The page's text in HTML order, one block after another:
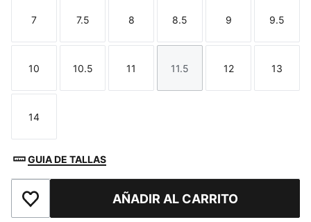
Talla
7
Talla
7.5
Talla
8
Talla
8.5
Talla
9
Talla
9.5
Talla
10
Talla
10.5
Talla
11
Talla
11.5
Talla
12
Talla
13
Talla
14
GUIA DE TALLAS
Añadir a la lista de deseosAÑADIR AL CARRITO